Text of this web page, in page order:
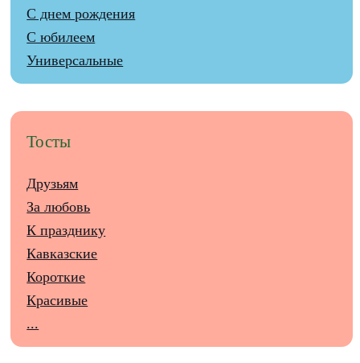
С днем рождения
С юбилеем
Универсальные
Тосты
Друзьям
За любовь
К празднику
Кавказские
Короткие
Красивые
...